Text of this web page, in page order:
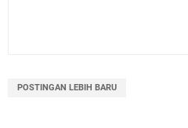
POSTINGAN LEBIH BARU